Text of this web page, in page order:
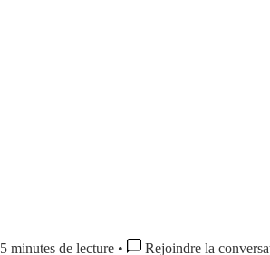
5 minutes de lecture • Rejoindre la